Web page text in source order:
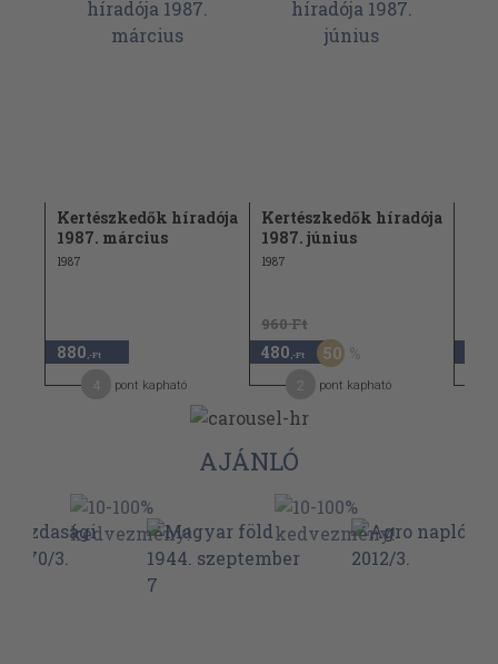
Kertészkedők híradója
1987. március
1987
880 ,-Ft
pont kapható
Kertészkedők híradója
1987. június
1987
960 Ft
480 ,-Ft 50
pont kapható
AJÁNLÓ